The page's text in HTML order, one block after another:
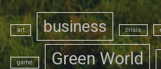
art business crisis
game Green World